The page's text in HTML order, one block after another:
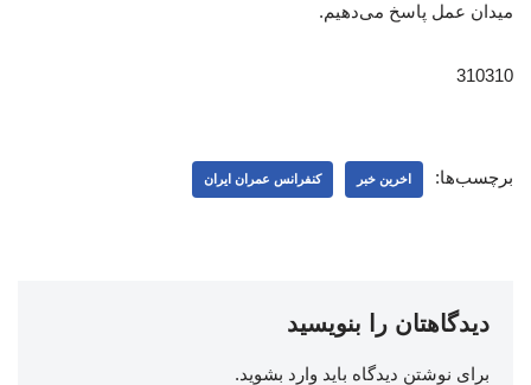
میدان عمل پاسخ می‌دهیم.
310310
برچسب‌ها: اخرین خبر کنفرانس عمران ایران
دیدگاهتان را بنویسید
برای نوشتن دیدگاه باید وارد بشوید.